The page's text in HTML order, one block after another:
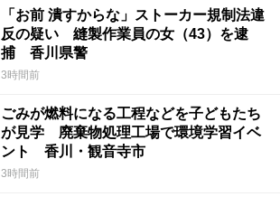
「お前 潰すからな」ストーカー規制法違
反の疑い 縫製作業員の女（43）を逮
捕 香川県警
3時間前
ごみが燃料になる工程などを子どもたち
が見学 廃棄物処理工場で環境学習イベ
ント 香川・観音寺市
3時間前